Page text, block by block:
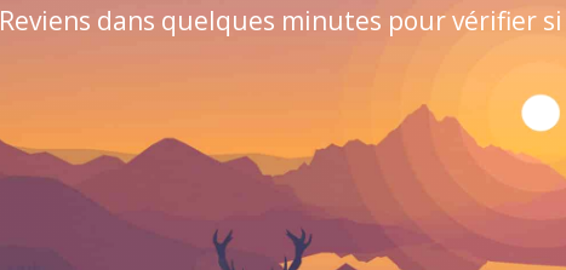
Reviens dans quelques minutes pour vérifier